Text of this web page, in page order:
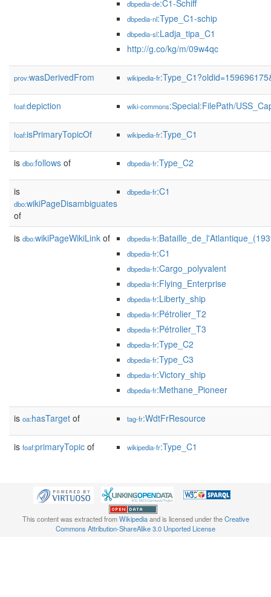
dbpedia-de:C1-Schiff
dbpedia-nl:Type_C1-schip
dbpedia-sl:Ladja_tipa_C1
http://g.co/kg/m/09w4qc
prov:wasDerivedFrom wikipedia-fr
foaf:depiction wiki-commons:Special:FilePath/
foaf:isPrimaryTopicOf wikipedia-fr:Type_C1
is dbo:follows of dbpedia-fr:Type_C2
is
dbo:wikiPageDisambiguates
of
dbpedia-fr:C1
is dbo:wikiPageWikiLink of dbpedia-fr
dbpedia-fr:C1
dbpedia-fr:Cargo_polyvalent
dbpedia-fr:Flying_Enterprise
dbpedia-fr:Liberty_ship
dbpedia-fr:Pétrolier_T2
dbpedia-fr:Pétrolier_T3
dbpedia-fr:Type_C2
dbpedia-fr:Type_C3
dbpedia-fr:Victory_ship
dbpedia-fr:Methane_Pioneer
is oa:hasTarget of tag-fr:WdtFrResource
is foaf:primaryTopic of wikipedia-fr:Type_C1
This content was extracted fromWikipediaand is licensed under theCreative
Commons Attribution-ShareAlike 3.0 Unported License